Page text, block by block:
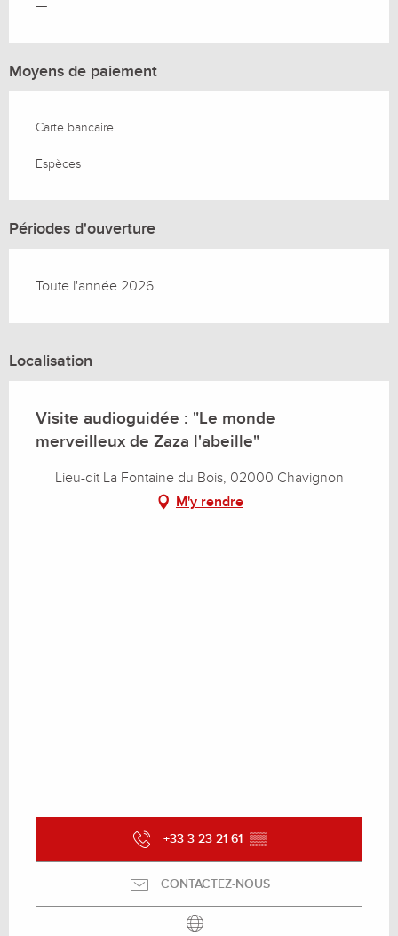
—
Moyens de paiement
Carte bancaire
Espèces
Périodes d'ouverture
Toute l'année 2026
Localisation
Visite audioguidée : "Le monde
merveilleux de Zaza l'abeille"
Lieu-dit La Fontaine du Bois, 02000 Chavignon
M'y rendre
+33 3 23 21 61 ▒▒
CONTACTEZ-NOUS